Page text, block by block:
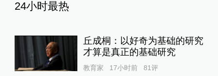
24小时最热
丘成桐：以好奇为基础的研究
才算是真正的基础研究
教育家 17小时前 81评